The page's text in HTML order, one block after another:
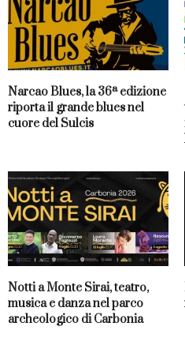
Narcao Blues, la 36ª edizione
riporta il grande blues nel
cuore del Sulcis
Notti a Monte Sirai, teatro,
musica e danza nel parco
archeologico di Carbonia